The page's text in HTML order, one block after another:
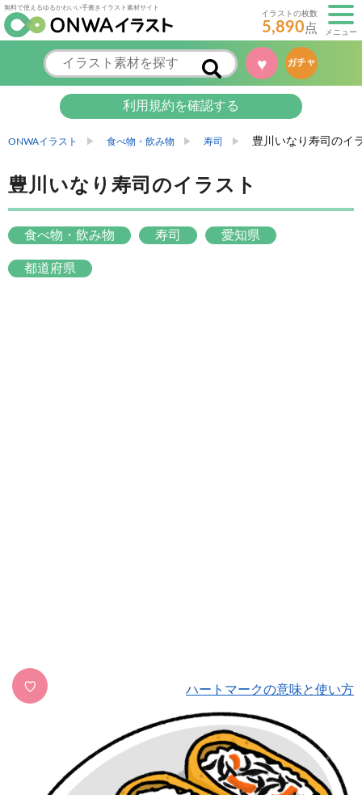
無料で使えるゆるかわいい手書きイラスト素材サイト
イラストの枚数
5,890点 メニュー
♥ ガチャ
利用規約を確認する
ONWAイラスト 食べ物・飲み物 寿司 豊川いなり寿司のイ
豊川いなり寿司のイラスト
食べ物・飲み物 寿司 愛知県
都道府県
♡ ハートマークの意味と使い方